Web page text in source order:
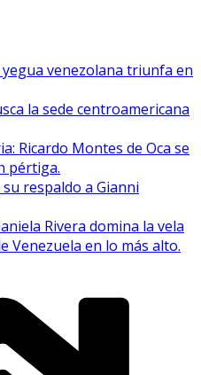
venezolana triunfa en
la sede centroamericana
Ricardo Montes de Oca se
pértiga.
su respaldo a Gianni
Rivera domina la vela
Venezuela en lo más alto.